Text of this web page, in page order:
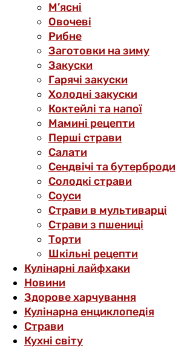
М’ясні
Овочеві
Рибне
Заготовки на зиму
Закуски
Гарячі закуски
Холодні закуски
Коктейлі та напої
Мамині рецепти
Перші страви
Салати
Сендвічі та бутерброди
Солодкі страви
Соуси
Страви в мультиварці
Страви з пшениці
Торти
Шкільні рецепти
Кулінарні лайфхаки
Новини
Здорове харчування
Кулінарна енциклопедія
Страви
Кухні світу